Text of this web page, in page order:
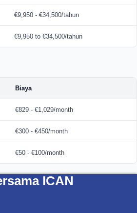
€9,950 - €34,500/tahun
€9,950 to €34,500/tahun
Biaya
€829 - €1,029/month
€300 - €450/month
€50 - €100/month
ICAN